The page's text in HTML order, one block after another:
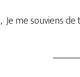
me souviens de